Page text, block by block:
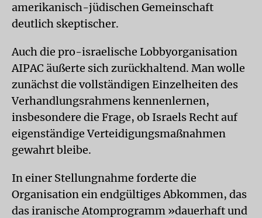
amerikanisch-jüdischen Gemeinschaft
deutlich skeptischer.
Auch die pro-israelische Lobbyorganisation
AIPAC äußerte sich zurückhaltend. Man wolle
zunächst die vollständigen Einzelheiten des
Verhandlungsrahmens kennenlernen,
insbesondere die Frage, ob Israels Recht auf
eigenständige Verteidigungsmaßnahmen
gewahrt bleibe.
In einer Stellungnahme forderte die
Organisation ein endgültiges Abkommen, das
das iranische Atomprogramm »dauerhaft und